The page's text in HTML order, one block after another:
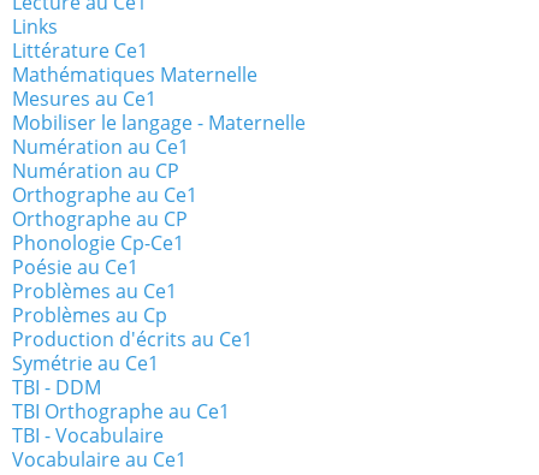
Links
Littérature Ce1
Mathématiques Maternelle
Mesures au Ce1
Mobiliser le langage - Maternelle
Numération au Ce1
Numération au CP
Orthographe au Ce1
Orthographe au CP
Phonologie Cp-Ce1
Poésie au Ce1
Problèmes au Ce1
Problèmes au Cp
Production d'écrits au Ce1
Symétrie au Ce1
TBI - DDM
TBI Orthographe au Ce1
TBI - Vocabulaire
Vocabulaire au Ce1